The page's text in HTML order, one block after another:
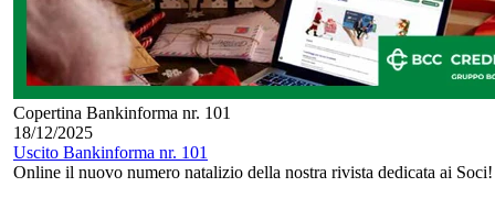
Copertina Bankinforma nr. 101
18/12/2025
Uscito Bankinforma nr. 101
Online il nuovo numero natalizio della nostra rivista dedicata ai Soci!